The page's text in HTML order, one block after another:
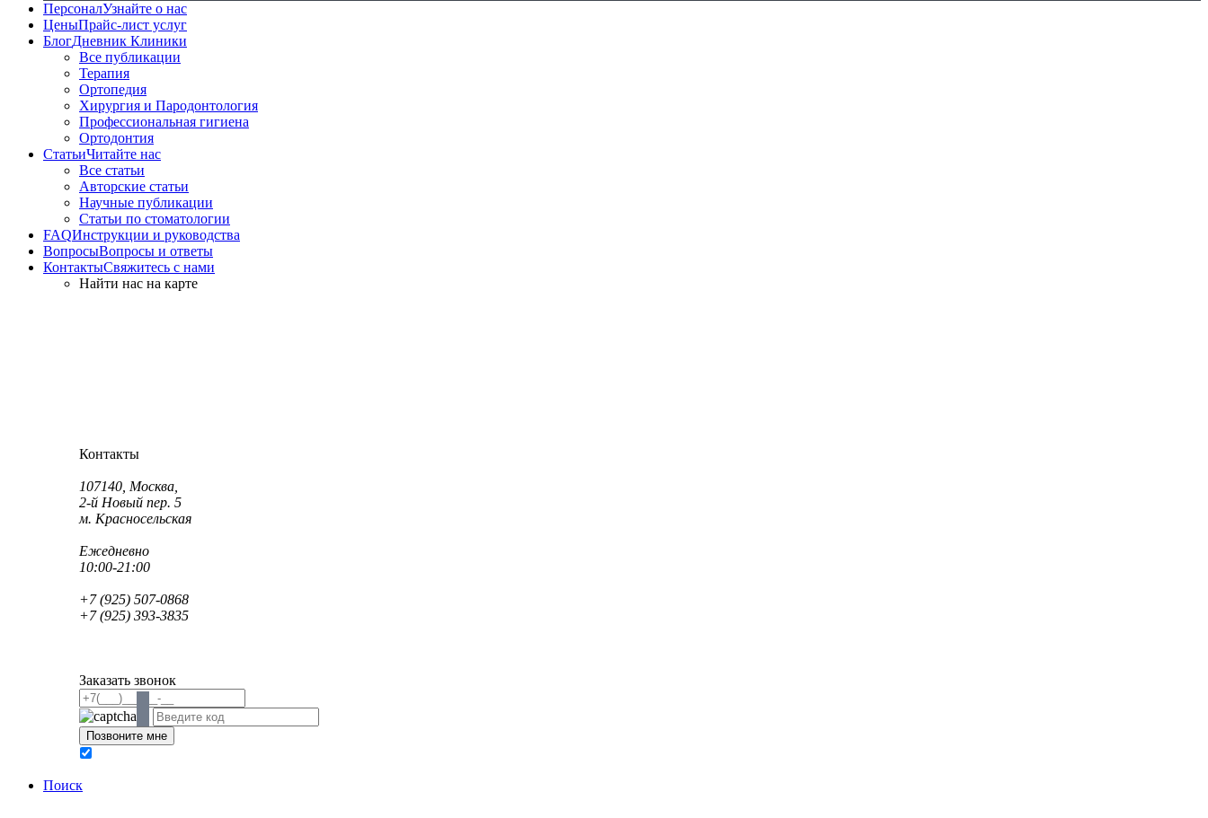
ПерсоналУзнайте о нас
ЦеныПрайс-лист услуг
БлогДневник Клиники
Все публикации
Терапия
Ортопедия
Хирургия и Пародонтология
Профессиональная гигиена
Ортодонтия
СтатьиЧитайте нас
Все статьи
Авторские статьи
Научные публикации
Статьи по стоматологии
FAQИнструкции и руководства
ВопросыВопросы и ответы
КонтактыСвяжитесь с нами
Найти нас на карте
Контакты
107140, Москва,
2-й Новый пер. 5
м. Красносельская
Ежедневно
10:00-21:00
+7 (925) 507-0868
+7 (925) 393-3835
Заказать звонок
Поиск